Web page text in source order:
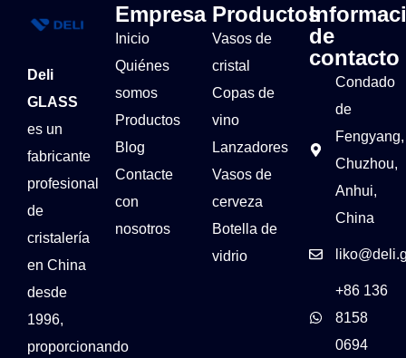
Deli
GLASS
es un
fabricante
profesional
de
cristalería
en China
desde
1996,
proporcionando
Empresa
Inicio
Quiénes
somos
Productos
Blog
Contacte
con
nosotros
Productos
Vasos de
cristal
Copas de
vino
Lanzadores
Vasos de
cerveza
Botella de
vidrio
de
contacto
Condado
de
Fengyang,
Chuzhou,
Anhui,
China
+86 136
8158
0694